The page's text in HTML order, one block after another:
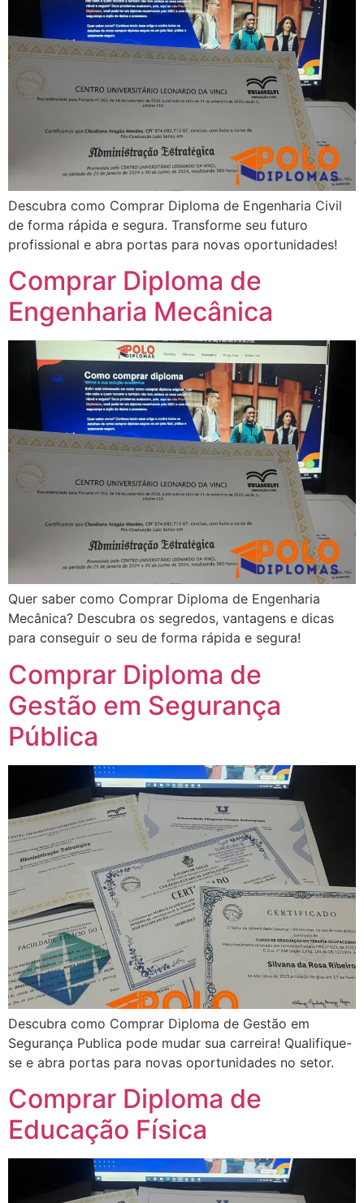
Descubra como Comprar Diploma de Engenharia Civil
de forma rápida e segura. Transforme seu futuro
profissional e abra portas para novas oportunidades!
Comprar Diploma de
Engenharia Mecânica
Quer saber como Comprar Diploma de Engenharia
Mecânica? Descubra os segredos, vantagens e dicas
para conseguir o seu de forma rápida e segura!
Comprar Diploma de
Gestão em Segurança
Pública
Descubra como Comprar Diploma de Gestão em
Segurança Publica pode mudar sua carreira! Qualifique-
se e abra portas para novas oportunidades no setor.
Comprar Diploma de
Educação Física